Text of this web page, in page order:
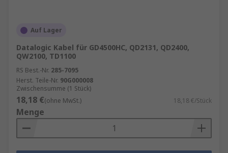
Auf Lager
Datalogic Kabel für GD4500HC, QD2131, QD2400,
QW2100, TD1100
RS Best.-Nr. 285-7095
Herst. Teile-Nr. 90G000008
Zwischensumme (1 Stück)
18,18 €(ohne MwSt.) 18,18 €/Stück
Menge